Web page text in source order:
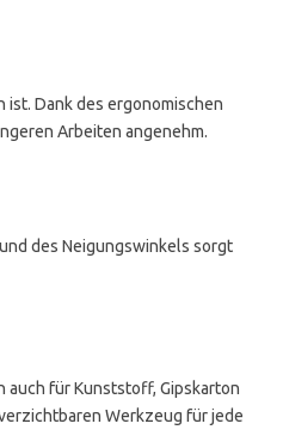
ist. Dank des ergonomischen
Arbeiten angenehm.
des Neigungswinkels sorgt
auch für Kunststoff, Gipskarton
Werkzeug für jede